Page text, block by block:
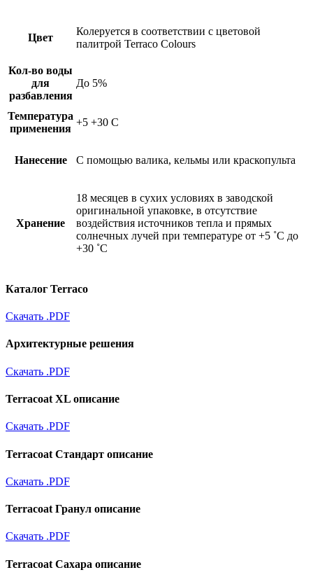
Цвет
Колеруется в соответствии с цветовой
палитрой Terraco Colours
Кол-во воды
для
разбавления
До 5%
Температура
применения
+5 +30 С
Нанесение С помощью валика, кельмы или краскопульта
Хранение
18 месяцев в сухих условиях в заводской
оригинальной упаковке, в отсутствие
воздействия источников тепла и прямых
солнечных лучей при температуре от +5 ˚С до
+30 ˚С
Каталог Terraco
Скачать .PDF
Архитектурные решения
Скачать .PDF
Terracoat XL описание
Скачать .PDF
Terracoat Стандарт описание
Скачать .PDF
Terracoat Гранул описание
Скачать .PDF
Terracoat Сахара описание